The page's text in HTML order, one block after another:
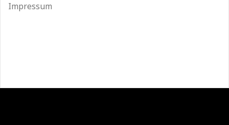
Impressum